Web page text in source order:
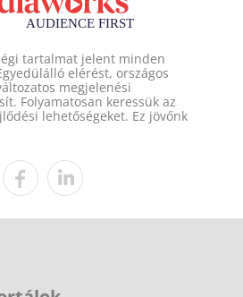
tartalmat jelent minden
elérést, országos
megjelenési
Folyamatosan keressük az
lehetőségeket. Ez jövőnk